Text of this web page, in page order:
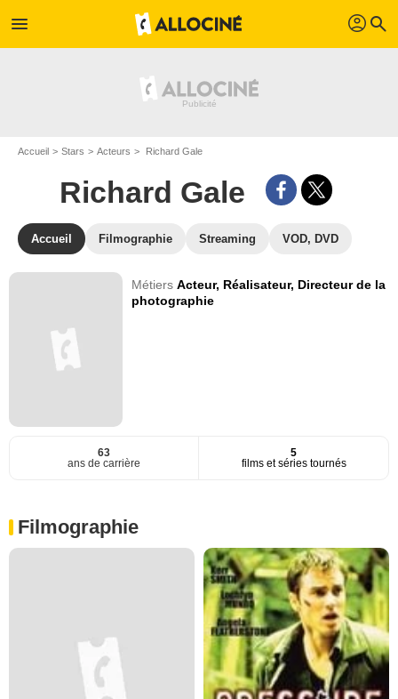
menu profil search
Accueil Stars Acteurs Richard Gale
Richard Gale
Accueil Filmographie Streaming VOD, DVD
MétiersActeur, Réalisateur, Directeur de la
photographie
63
ans de carrière
5
films et séries tournés
Filmographie